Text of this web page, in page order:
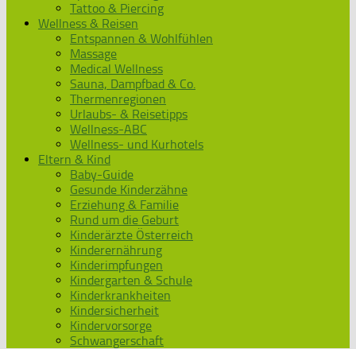
Tattoo & Piercing
Wellness & Reisen
Entspannen & Wohlfühlen
Massage
Medical Wellness
Sauna, Dampfbad & Co.
Thermenregionen
Urlaubs- & Reisetipps
Wellness-ABC
Wellness- und Kurhotels
Eltern & Kind
Baby-Guide
Gesunde Kinderzähne
Erziehung & Familie
Rund um die Geburt
Kinderärzte Österreich
Kinderernährung
Kinderimpfungen
Kindergarten & Schule
Kinderkrankheiten
Kindersicherheit
Kindervorsorge
Schwangerschaft